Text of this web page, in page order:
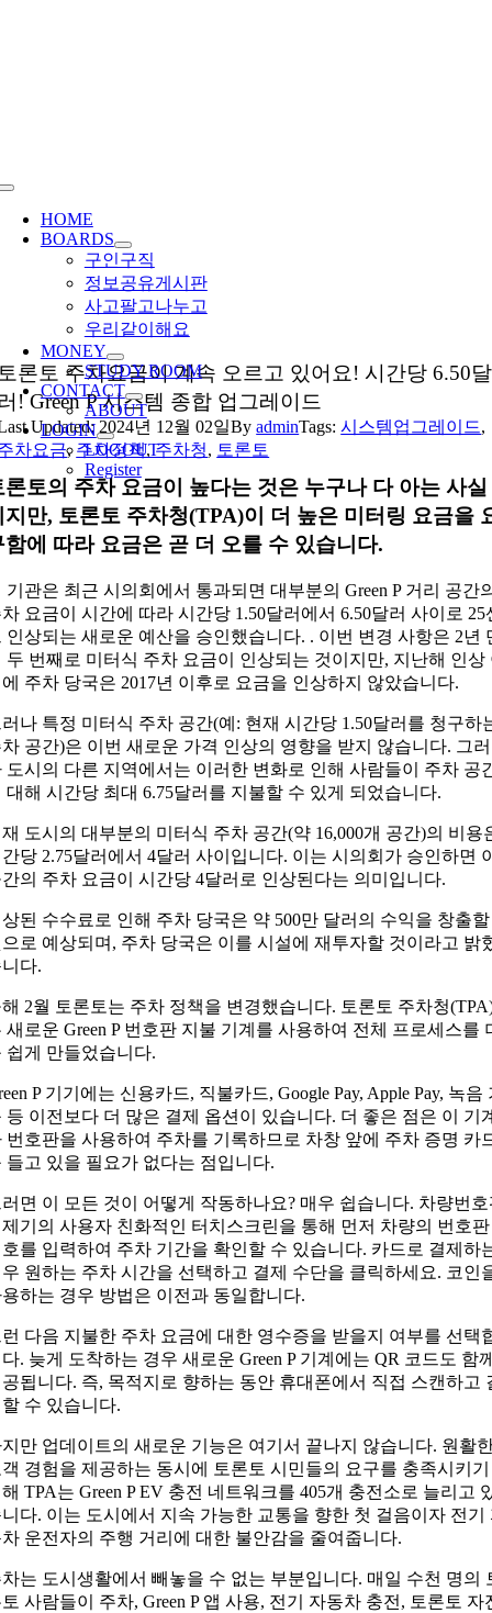
Toggle
Navigation
HOME
BOARDS
구인구직
정보공유게시판
사고팔고나누고
우리같이해요
MONEY
STUDY ROOM
CONTACT
ABOUT
LOGIN
LOGOUT
Register
론토 주차요금이 계속 오르고 있어요! 시간당 6.50달
! Green P 시스템 종합 업그레이드
Updated: 2024년 12월 02일ByadminTags:시스템업그레이드,
차요금,주차정책,주차청, 토론토
론토의 주차 요금이 높다는 것은 누구나 다 아는 사실
지만, 토론토 주차청(TPA)이 더 높은 미터링 요금을
함에 따라 요금은 곧 더 오를 수 있습니다.
기관은 최근 시의회에서 통과되면 대부분의 Green P 거리 공간
요금이 시간에 따라 시간당 1.50달러에서 6.50달러 사이로 25
인상되는 새로운 예산을 승인했습니다. . 이번 변경 사항은 2년
두 번째로 미터식 주차 요금이 인상되는 것이지만, 지난해 인상
주차 당국은 2017년 이후로 요금을 인상하지 않았습니다.
나 특정 미터식 주차 공간(예: 현재 시간당 1.50달러를 청구하
공간)은 이번 새로운 가격 인상의 영향을 받지 않습니다. 그러
도시의 다른 지역에서는 이러한 변화로 인해 사람들이 주차 공
대해 시간당 최대 6.75달러를 지불할 수 있게 되었습니다.
도시의 대부분의 미터식 주차 공간(약 16,000개 공간)의 비용
당 2.75달러에서 4달러 사이입니다. 이는 시의회가 승인하면
의 주차 요금이 시간당 4달러로 인상된다는 의미입니다.
된 수수료로 인해 주차 당국은 약 500만 달러의 수익을 창출할
로 예상되며, 주차 당국은 이를 시설에 재투자할 것이라고 밝
다.
2월 토론토는 주차 정책을 변경했습니다. 토론토 주차청
새로운 Green P 번호판 지불 기계를 사용하여 전체 프로세스를
쉽게 만들었습니다.
P 기기에는 신용카드, 직불카드, Google Pay, Apple Pay, 녹음
등 이전보다 더 많은 결제 옵션이 있습니다. 더 좋은 점은 이 기
번호판을 사용하여 주차를 기록하므로 차창 앞에 주차 증명 카
들고 있을 필요가 없다는 점입니다.
면 이 모든 것이 어떻게 작동하나요? 매우 쉽습니다. 차량번호
기의 사용자 친화적인 터치스크린을 통해 먼저 차량의 번호판
를 입력하여 주차 기간을 확인할 수 있습니다. 카드로 결제하
원하는 주차 시간을 선택하고 결제 수단을 클릭하세요. 코인
하는 경우 방법은 이전과 동일합니다.
다음 지불한 주차 요금에 대한 영수증을 받을지 여부를 선택
. 늦게 도착하는 경우 새로운 Green P 기계에는 QR 코드도 함
됩니다. 즉, 목적지로 향하는 동안 휴대폰에서 직접 스캔하고
수 있습니다.
만 업데이트의 새로운 기능은 여기서 끝나지 않습니다. 원활
경험을 제공하는 동시에 토론토 시민들의 요구를 충족시키기
TPA는 Green P EV 충전 네트워크를 405개 충전소로 늘리고
다. 이는 도시에서 지속 가능한 교통을 향한 첫 걸음이자 전기
운전자의 주행 거리에 대한 불안감을 줄여줍니다.
는 도시생활에서 빼놓을 수 없는 부분입니다. 매일 수천 명의
사람들이 주차, Green P 앱 사용, 전기 자동차 충전, 토론토 자